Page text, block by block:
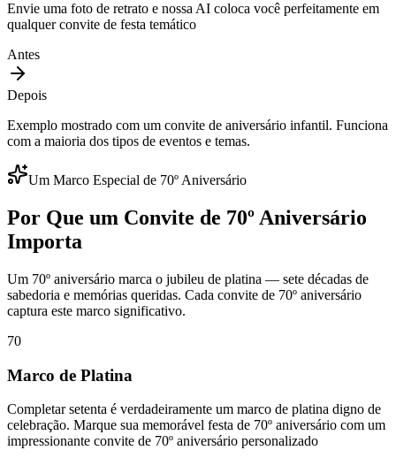
Envie uma foto de retrato e nossa AI coloca você perfeitamente em
qualquer convite de festa temático
Antes
Depois
Exemplo mostrado com um convite de aniversário infantil. Funciona
com a maioria dos tipos de eventos e temas.
Um Marco Especial de 70º Aniversário
Por Que um Convite de 70º Aniversário
Importa
Um 70º aniversário marca o jubileu de platina — sete décadas de
sabedoria e memórias queridas. Cada convite de 70º aniversário
captura este marco significativo.
70
Marco de Platina
Completar setenta é verdadeiramente um marco de platina digno de
celebração. Marque sua memorável festa de 70º aniversário com um
impressionante convite de 70º aniversário personalizado